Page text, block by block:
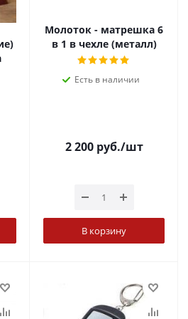
Молоток - матрешка 6
в 1 в чехле (металл)
Есть в наличии
2 200руб./шт
В корзину